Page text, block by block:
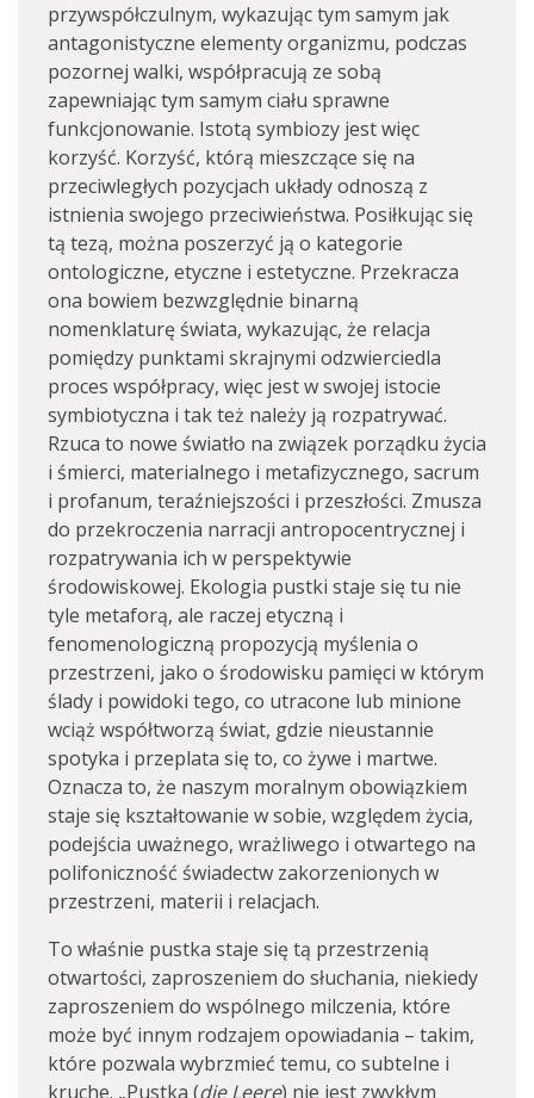
przywspółczulnym, wykazując tym samym jak
antagonistyczne elementy organizmu, podczas
pozornej walki, współpracują ze sobą
zapewniając tym samym ciału sprawne
funkcjonowanie. Istotą symbiozy jest więc
korzyść. Korzyść, którą mieszczące się na
przeciwległych pozycjach układy odnoszą z
istnienia swojego przeciwieństwa. Posiłkując się
tą tezą, można poszerzyć ją o kategorie
ontologiczne, etyczne i estetyczne. Przekracza
ona bowiem bezwzględnie binarną
nomenklaturę świata, wykazując, że relacja
pomiędzy punktami skrajnymi odzwierciedla
proces współpracy, więc jest w swojej istocie
symbiotyczna i tak też należy ją rozpatrywać.
Rzuca to nowe światło na związek porządku życia
i śmierci, materialnego i metafizycznego, sacrum
i profanum, teraźniejszości i przeszłości. Zmusza
do przekroczenia narracji antropocentrycznej i
rozpatrywania ich w perspektywie
środowiskowej. Ekologia pustki staje się tu nie
tyle metaforą, ale raczej etyczną i
fenomenologiczną propozycją myślenia o
przestrzeni, jako o środowisku pamięci w którym
ślady i powidoki tego, co utracone lub minione
wciąż współtworzą świat, gdzie nieustannie
spotyka i przeplata się to, co żywe i martwe.
Oznacza to, że naszym moralnym obowiązkiem
staje się kształtowanie w sobie, względem życia,
podejścia uważnego, wrażliwego i otwartego na
polifoniczność świadectw zakorzenionych w
przestrzeni, materii i relacjach.
To właśnie pustka staje się tą przestrzenią
otwartości, zaproszeniem do słuchania, niekiedy
zaproszeniem do wspólnego milczenia, które
może być innym rodzajem opowiadania – takim,
które pozwala wybrzmieć temu, co subtelne i
kruche. „Pustka (die Leere) nie jest zwykłym